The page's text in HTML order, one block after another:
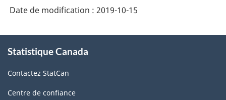
Date de modification : 2019-10-15
propos
ce
site
Statistique Canada
Contactez StatCan
Centre de confiance